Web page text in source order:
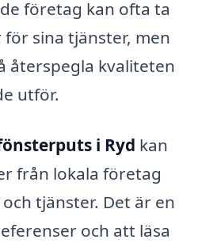
företag kan ofta ta
sina tjänster, men
återspegla kvaliteten
utför.
i Ryd kan
från lokala företag
tjänster. Det är en
och att läsa